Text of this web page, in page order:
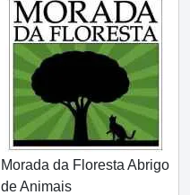
Morada da Floresta Abrigo
de Animais